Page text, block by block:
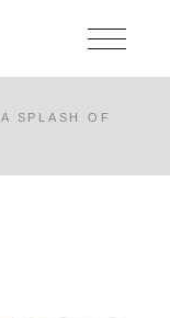
A SPLASH OF